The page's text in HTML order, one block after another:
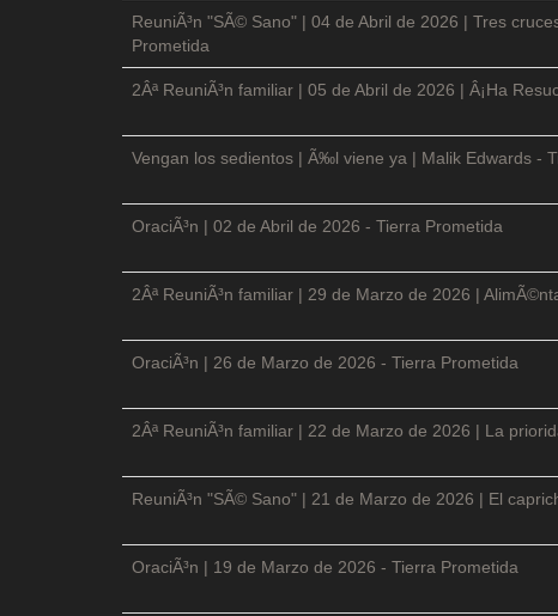
ReuniÃ³n "SÃ© Sano" | 04 de Abril de 2026 | Tres
Prometida
2Âª ReuniÃ³n familiar | 05 de Abril de 2026 | Â¡Ha
Vengan los sedientos | Ã‰l viene ya | Malik Edwards -
OraciÃ³n | 02 de Abril de 2026 - Tierra Prometida
2Âª ReuniÃ³n familiar | 29 de Marzo de 2026 |
OraciÃ³n | 26 de Marzo de 2026 - Tierra Prometida
2Âª ReuniÃ³n familiar | 22 de Marzo de 2026 | La
ReuniÃ³n "SÃ© Sano" | 21 de Marzo de 2026 | El
OraciÃ³n | 19 de Marzo de 2026 - Tierra Prometida